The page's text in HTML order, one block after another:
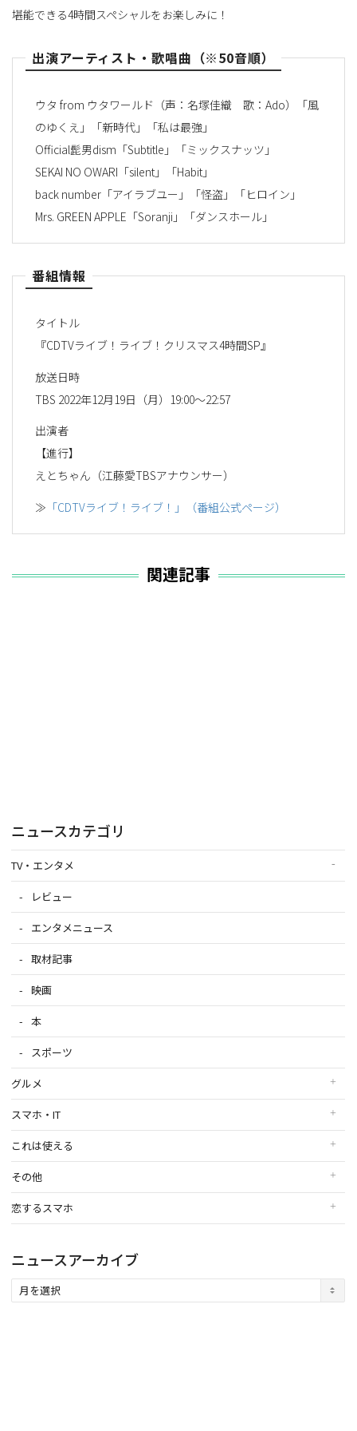
堪能できる4時間スペシャルをお楽しみに！
出演アーティスト・歌唱曲（※50音順）
ウタ from ウタワールド（声：名塚佳織 歌：Ado）「風
のゆくえ」「新時代」「私は最強」
Official髭男dism「Subtitle」「ミックスナッツ」
SEKAI NO OWARI「silent」「Habit」
back number「アイラブユー」「怪盗」「ヒロイン」
Mrs. GREEN APPLE「Soranji」「ダンスホール」
番組情報
タイトル
『CDTVライブ！ライブ！クリスマス4時間SP』
放送日時
TBS 2022年12月19日（月）19:00～22:57
出演者
【進行】
えとちゃん（江藤愛TBSアナウンサー）
≫ 「CDTVライブ！ライブ！」（番組公式ページ）
関連記事
ニュースカテゴリ
TV・エンタメ
レビュー
エンタメニュース
取材記事
映画
本
スポーツ
グルメ
スマホ・IT
これは使える
その他
恋するスマホ
ニュースアーカイブ
ュ